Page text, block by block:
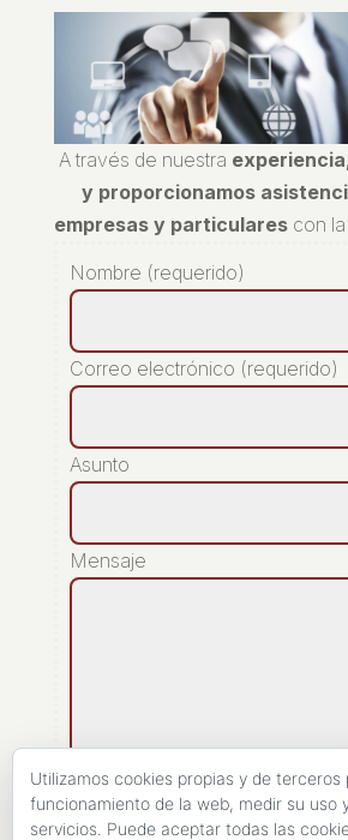
A través de nuestra
y proporcionamos
empresas y particularescon la
Nombre (requerido)
Correo electrónico (requerido)
Asunto
Mensaje
Utilizamos cookies propias y de terceros
funcionamiento de la web, medir su uso
servicios. Puede aceptar todas las